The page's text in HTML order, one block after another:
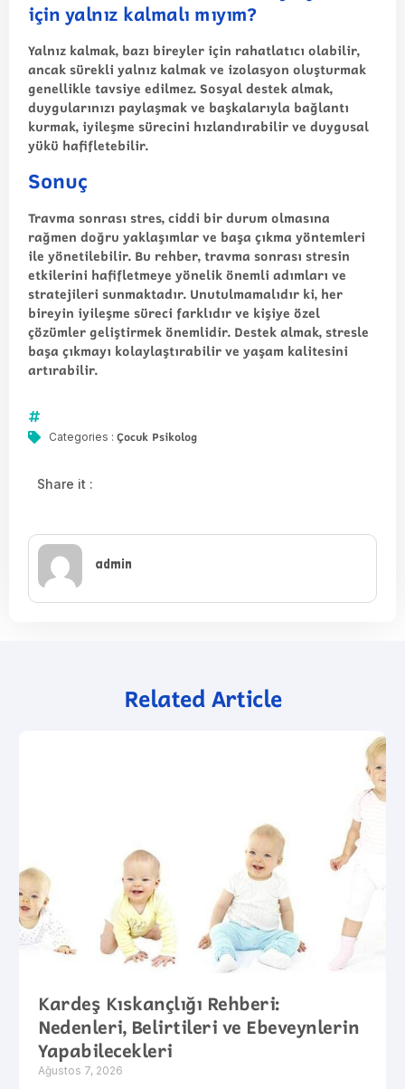
için yalnız kalmalı mıyım?
Yalnız kalmak, bazı bireyler için rahatlatıcı olabilir,
ancak sürekli yalnız kalmak ve izolasyon oluşturmak
genellikle tavsiye edilmez. Sosyal destek almak,
duygularınızı paylaşmak ve başkalarıyla bağlantı
kurmak, iyileşme sürecini hızlandırabilir ve duygusal
yükü hafifletebilir.
Sonuç
Travma sonrası stres, ciddi bir durum olmasına
rağmen doğru yaklaşımlar ve başa çıkma yöntemleri
ile yönetilebilir. Bu rehber, travma sonrası stresin
etkilerini hafifletmeye yönelik önemli adımları ve
stratejileri sunmaktadır. Unutulmamalıdır ki, her
bireyin iyileşme süreci farklıdır ve kişiye özel
çözümler geliştirmek önemlidir. Destek almak, stresle
başa çıkmayı kolaylaştırabilir ve yaşam kalitesini
artırabilir.
Categories : Çocuk Psikolog
Share it :
admin
Related Article
Kardeş Kıskançlığı Rehberi:
Nedenleri, Belirtileri ve Ebeveynlerin
Yapabilecekleri
Ağustos 7, 2026